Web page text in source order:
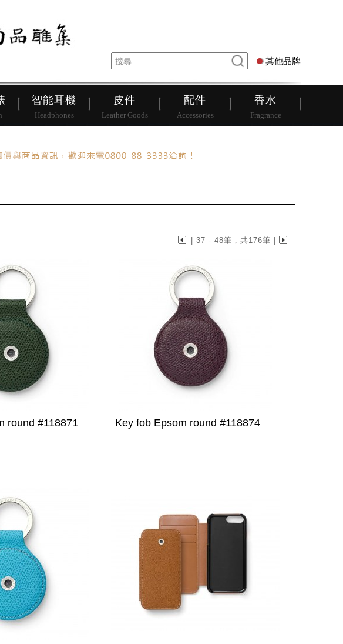
其他品牌
智能耳機
Headphones
皮件
Leather Goods
配件
Accessories
香水
Fragrance
後背包
| 37 - 48筆，共176筆 |
round #118871 Key fob Epsom round #118874